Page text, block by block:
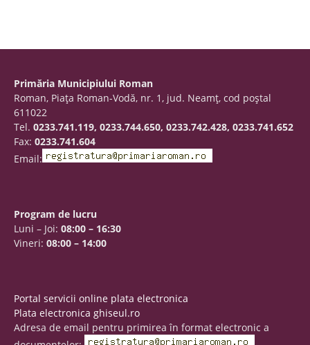
Primăria Municipiului Roman
Roman, Piaţa Roman-Vodă, nr. 1, jud. Neamţ, cod poştal
611022
Tel. 0233.741.119, 0233.744.650, 0233.742.428, 0233.741.652
Fax: 0233.741.604
Email:
Program de lucru
Luni – Joi: 08:00 – 16:30
Vineri: 08:00 – 14:00
Portal servicii online plata electronica
Plata electronica ghiseul.ro
Adresa de email pentru primirea în format electronic a